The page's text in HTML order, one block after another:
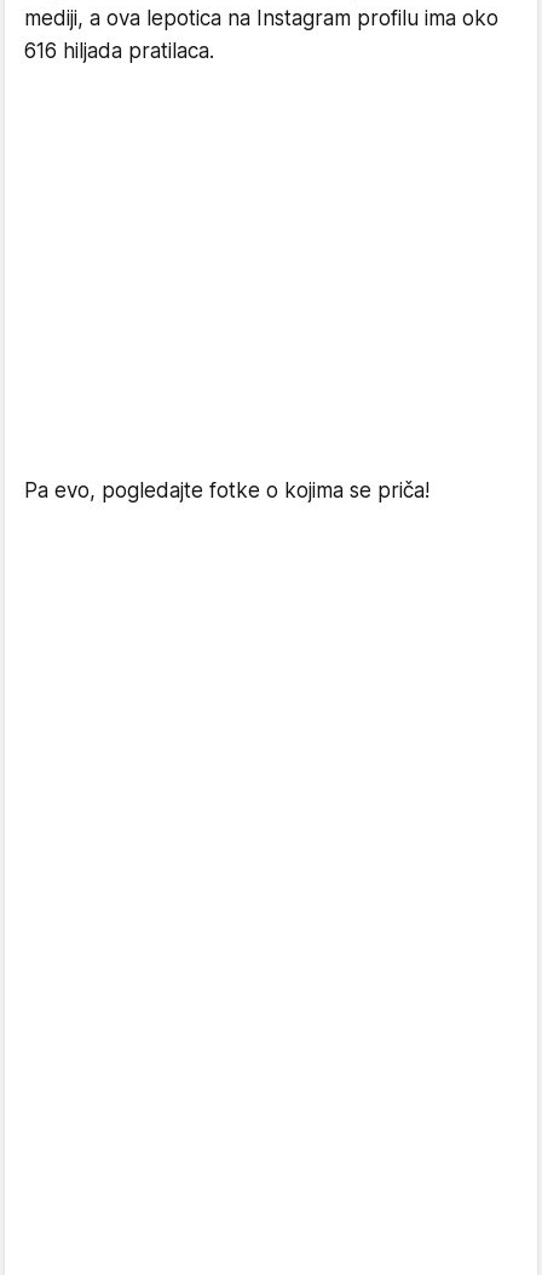
mediji, a ova lepotica na Instagram profilu ima oko
616 hiljada pratilaca.
Pa evo, pogledajte fotke o kojima se priča!